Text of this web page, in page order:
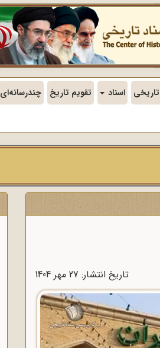
اسناد تقویم تاریخ چندرسانه‌ای
تاریخ انتشار: 27 مهر 1404